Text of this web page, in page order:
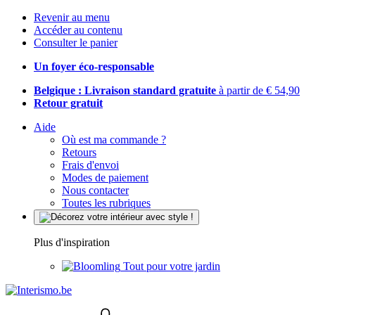
Revenir au menu
Accéder au contenu
Consulter le panier
Un foyer éco-responsable
Belgique : Livraison standard gratuite à partir de € 54,90
Retour gratuit
Aide
Où est ma commande ?
Retours
Frais d'envoi
Modes de paiement
Nous contacter
Toutes les rubriques
Plus d'inspiration
Tout pour votre jardin